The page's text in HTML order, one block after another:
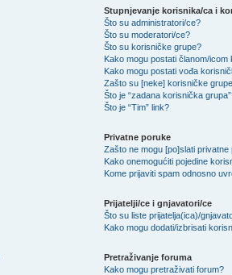
Stupnjevanje korisnika/ca i
Što su administratori/ce?
Što su moderatori/ce?
Što su korisničke grupe?
Kako mogu postati članom/
Kako mogu postati vođa
Zašto su [neke] korisničke
Što je “zadana korisnička
Što je “Tim” link?
Privatne poruke
Zašto ne mogu [po]slati privatne
Kako onemogućiti pojedine
Kome prijaviti spam odnosno
Prijatelji/ce i gnjavatori/ce
Što su liste prijatelja(ica)/
Kako mogu dodati/izbrisati
Pretraživanje foruma
Kako mogu pretraživati forum?